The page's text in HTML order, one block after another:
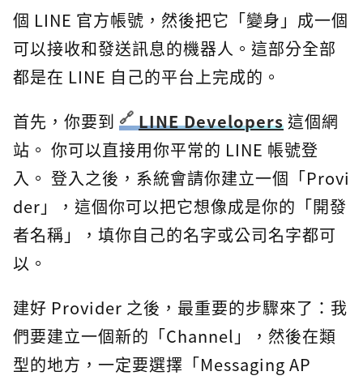
個 LINE 官方帳號，然後把它「變身」成一個
可以接收和發送訊息的機器人。這部分全部
都是在 LINE 自己的平台上完成的。
首先，你要到
LINE Developers這個網
站。 你可以直接用你平常的 LINE 帳號登
入。 登入之後，系統會請你建立一個「Provi
der」，這個你可以把它想像成是你的「開發
者名稱」，填你自己的名字或公司名字都可
以。
建好 Provider 之後，最重要的步驟來了：我
們要建立一個新的「Channel」，然後在類
型的地方，一定要選擇「Messaging AP